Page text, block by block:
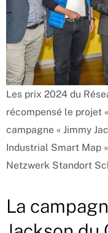
Les prix 2024 du
récompensé le projet
campagne « Jimmy
Industrial Smart Map
Netzwerk Standort
La